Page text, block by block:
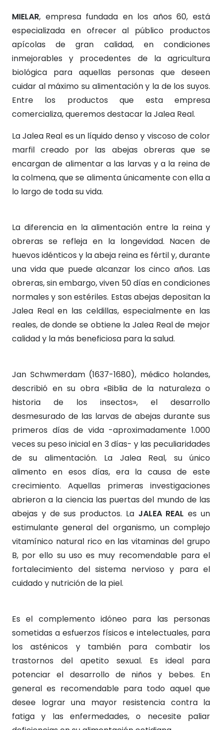
MIELAR, empresa fundada en los años 60, está
especializada en ofrecer al público productos
apícolas de gran calidad, en condiciones
inmejorables y procedentes de la agricultura
biológica para aquellas personas que deseen
cuidar al máximo su alimentación y la de los suyos.
Entre los productos que esta empresa
comercializa, queremos destacar la Jalea Real.
La Jalea Real es un líquido denso y viscoso de color
marfil creado por las abejas obreras que se
encargan de alimentar a las larvas y a la reina de
la colmena, que se alimenta únicamente con ella a
lo largo de toda su vida.
La diferencia en la alimentación entre la reina y
obreras se refleja en la longevidad. Nacen de
huevos idénticos y la abeja reina es fértil y, durante
una vida que puede alcanzar los cinco años. Las
obreras, sin embargo, viven 50 días en condiciones
normales y son estériles. Estas abejas depositan la
Jalea Real en las celdillas, especialmente en las
reales, de donde se obtiene la Jalea Real de mejor
calidad y la más beneficiosa para la salud.
Jan Schwmerdam (1637-1680), médico holandes,
describió en su obra «Biblia de la naturaleza o
historia de los insectos», el desarrollo
desmesurado de las larvas de abejas durante sus
primeros días de vida -aproximadamente 1.000
veces su peso inicial en 3 días- y las peculiaridades
de su alimentación. La Jalea Real, su único
alimento en esos días, era la causa de este
crecimiento. Aquellas primeras investigaciones
abrieron a la ciencia las puertas del mundo de las
abejas y de sus productos. La JALEA REAL es un
estimulante general del organismo, un complejo
vitamínico natural rico en las vitaminas del grupo
B, por ello su uso es muy recomendable para el
fortalecimiento del sistema nervioso y para el
cuidado y nutrición de la piel.
Es el complemento idóneo para las personas
sometidas a esfuerzos físicos e intelectuales, para
los asténicos y también para combatir los
trastornos del apetito sexual. Es ideal para
potenciar el desarrollo de niños y bebes. En
general es recomendable para todo aquel que
desee lograr una mayor resistencia contra la
fatiga y las enfermedades, o necesite paliar